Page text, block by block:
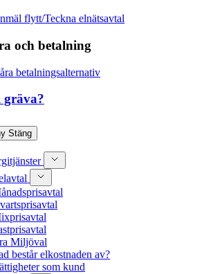
flytt/Teckna elnätsavtal
och betalning
betalningsalternativ
gräva?
Stäng
Miljöval
består elkostnaden av?
som kund